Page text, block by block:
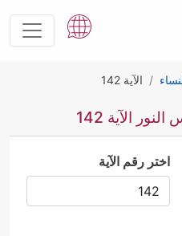
الآية 142
الآية 142
اختر رقم الآية